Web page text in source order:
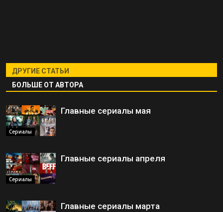
ДРУГИЕ СТАТЬИ
БОЛЬШЕ ОТ АВТОРА
Сериалы
Главные сериалы мая
Сериалы
Главные сериалы апреля
Главные сериалы марта